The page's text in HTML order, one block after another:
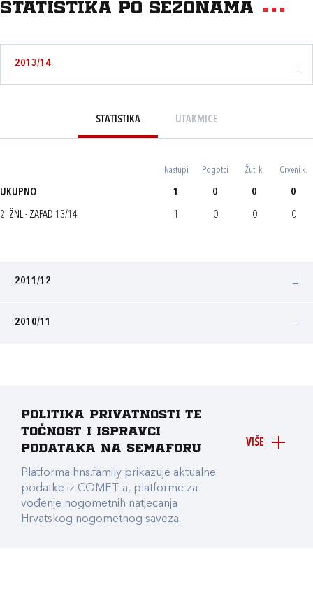
Statistika po sezonama
2013/14
STATISTIKA UTAKMICE
Nastupi Pogotci Žuti k. Crveni k.
UKUPNO 1 0 0 0
2. ŽNL - ZAPAD 13/14 1 0 0 0
2011/12
2010/11
VIŠE
Politika privatnosti te
točnost i ispravci
podataka na Semaforu
Platforma hns.family prikazuje aktualne
podatke iz COMET-a, platforme za
vođenje nogometnih natjecanja
Hrvatskog nogometnog saveza.